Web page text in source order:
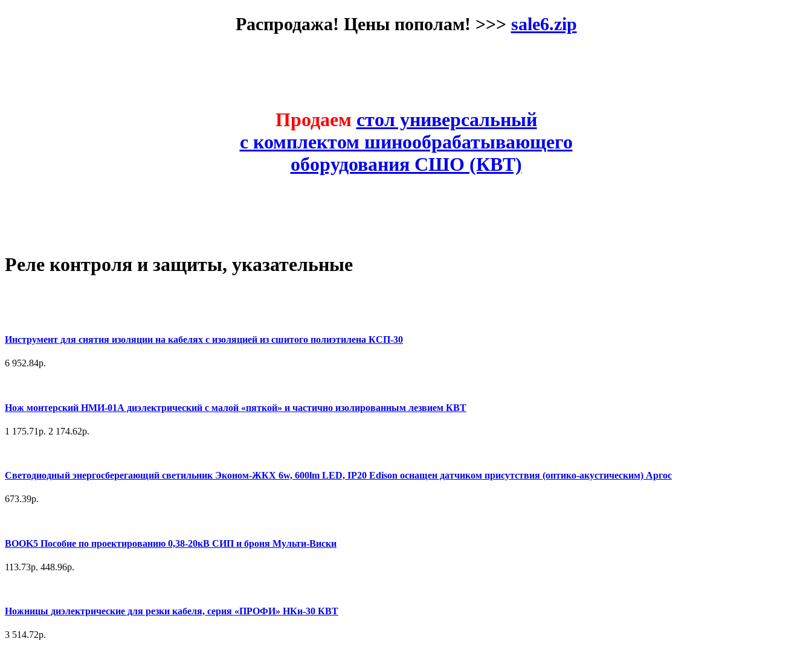
Распродажа! Цены пополам! >>> sale6.zip
Продаем стол универсальный
с комплектом шинообрабатывающего
оборудования СШО (КВТ)
Реле контроля и защиты, указательные
Инструмент для снятия изоляции на кабелях с изоляцией из сшитого полиэтилена КСП-30
6 952.84р.
Нож монтерский НМИ-01А диэлектрический с малой «пяткой» и частично изолированным лезвием КВТ
1 175.71р. 2 174.62р.
Светодиодный энергосберегающий светильник Эконом-ЖКХ 6w, 600lm LED, IP20 Edison оснащен датчиком присутствия (оптико-акустическим) Аргос
673.39р.
BOOK5 Пособие по проектированию 0,38-20кВ СИП и броня Мульти-Виски
113.73р. 448.96р.
Ножницы диэлектрические для резки кабеля, серия «ПРОФИ» НКи-30 КВТ
3 514.72р.